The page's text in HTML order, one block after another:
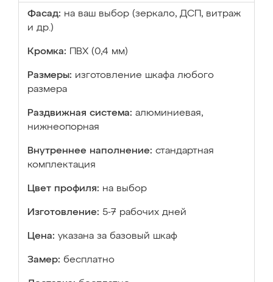
Фасад: на ваш выбор (зеркало, ДСП, витраж
и др.)
Кромка: ПВХ (0,4 мм)
Размеры: изготовление шкафа любого
размера
Раздвижная система: алюминиевая,
нижнеопорная
Внутреннее наполнение: стандартная
комплектация
Цвет профиля: на выбор
Изготовление: 5-7 рабочих дней
Цена: указана за базовый шкаф
Замер: бесплатно